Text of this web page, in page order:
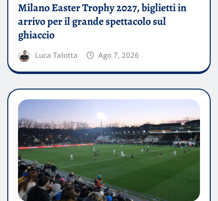
Milano Easter Trophy 2027, biglietti in
arrivo per il grande spettacolo sul
ghiaccio
Luca Talotta Ago 7, 2026